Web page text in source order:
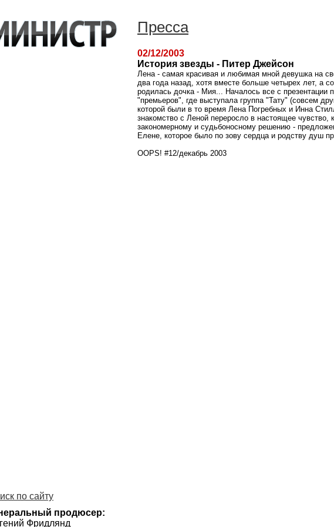
по сайту
продюсер:
Фридлянд
Пресса
02/12/2003
История звезды - Питер Джейсон
Лена - самая красивая и любимая мной девушка на
два года назад, хотя вместе больше четырех лет, а
родилась дочка - Мия... Началось все с презентации
"премьеров", где выступала группа "Тату" (совсем
которой были в то время Лена Погребных и Инна
знакомство с Леной переросло в настоящее чувство,
закономерному и судьбоносному решению -
Елене, которое было по зову сердца и родству душ
OOPS! #12/декабрь 2003